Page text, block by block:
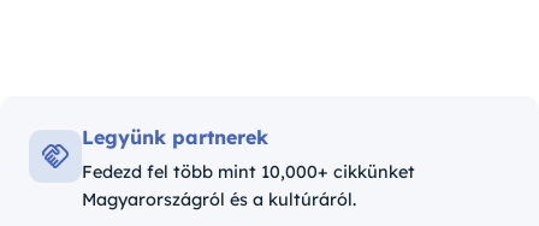
Legyünk partnerek
Fedezd fel több mint 10,000+ cikkünket
Magyarországról és a kultúráról.